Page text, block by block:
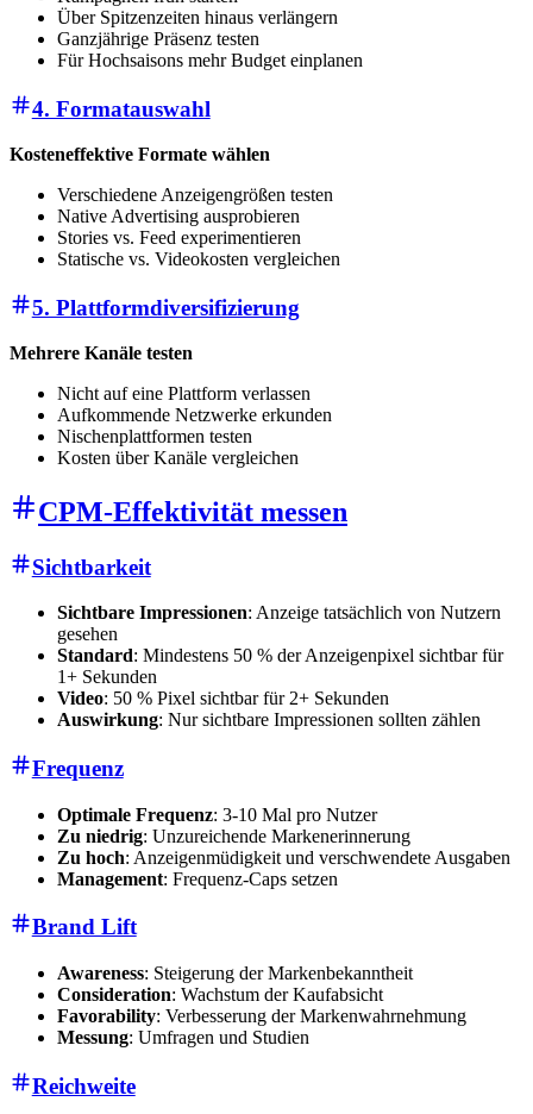
Über Spitzenzeiten hinaus verlängern
Ganzjährige Präsenz testen
Für Hochsaisons mehr Budget einplanen
4. Formatauswahl
Kosteneffektive Formate wählen
Verschiedene Anzeigengrößen testen
Native Advertising ausprobieren
Stories vs. Feed experimentieren
Statische vs. Videokosten vergleichen
5. Plattformdiversifizierung
Mehrere Kanäle testen
Nicht auf eine Plattform verlassen
Aufkommende Netzwerke erkunden
Nischenplattformen testen
Kosten über Kanäle vergleichen
CPM-Effektivität messen
Sichtbarkeit
Sichtbare Impressionen: Anzeige tatsächlich von Nutzern
gesehen
Standard: Mindestens 50 % der Anzeigenpixel sichtbar für
1+ Sekunden
Video: 50 % Pixel sichtbar für 2+ Sekunden
Auswirkung: Nur sichtbare Impressionen sollten zählen
Frequenz
Optimale Frequenz: 3-10 Mal pro Nutzer
Zu niedrig: Unzureichende Markenerinnerung
Zu hoch: Anzeigenmüdigkeit und verschwendete Ausgaben
Management: Frequenz-Caps setzen
Brand Lift
Awareness: Steigerung der Markenbekanntheit
Consideration: Wachstum der Kaufabsicht
Favorability: Verbesserung der Markenwahrnehmung
Messung: Umfragen und Studien
Reichweite